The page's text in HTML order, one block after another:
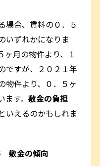
場合、賃料の０．５
いずれかになりま
ヶ月の物件より、１
ですが、２０２１年
物件より、０．５ヶ
ます。敷金の負担
いえるのかもしれま
敷金の傾向